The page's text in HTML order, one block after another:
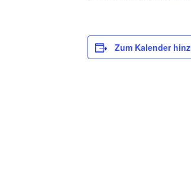
Zum Kalender